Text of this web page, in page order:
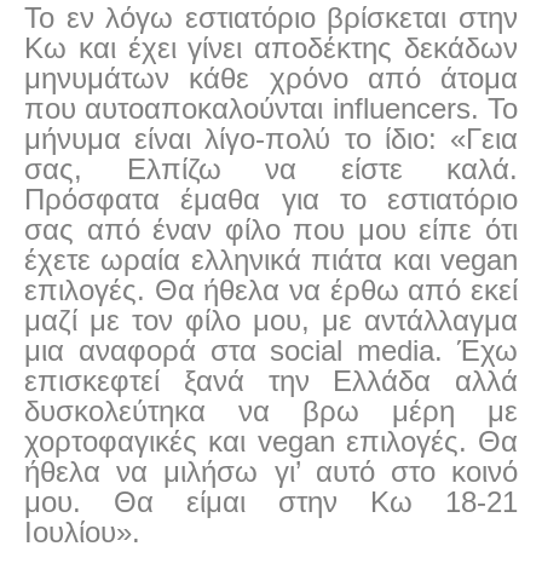
Το εν λόγω εστιατόριο βρίσκεται στην
Κω και έχει γίνει αποδέκτης δεκάδων
μηνυμάτων κάθε χρόνο από άτομα
που αυτοαποκαλούνται influencers. Το
μήνυμα είναι λίγο-πολύ το ίδιο: «Γεια
σας, Ελπίζω να είστε καλά.
Πρόσφατα έμαθα για το εστιατόριο
σας από έναν φίλο που μου είπε ότι
έχετε ωραία ελληνικά πιάτα και vegan
επιλογές. Θα ήθελα να έρθω από εκεί
μαζί με τον φίλο μου, με αντάλλαγμα
μια αναφορά στα social media. Έχω
επισκεφτεί ξανά την Ελλάδα αλλά
δυσκολεύτηκα να βρω μέρη με
χορτοφαγικές και vegan επιλογές. Θα
ήθελα να μιλήσω γι’ αυτό στο κοινό
μου. Θα είμαι στην Κω 18-21
Ιουλίου».